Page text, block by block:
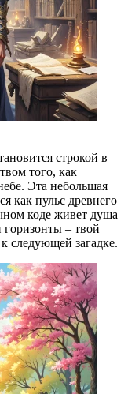
строкой в
того, как
Эта небольшая
как пульс древнего
коде живет душа
– твой
следующей загадке.